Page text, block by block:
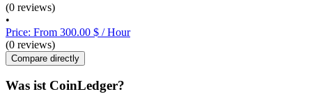
(0 reviews)
•
Price: From 300.00 $ / Hour
(0 reviews)
Compare directly
Was ist CoinLedger?